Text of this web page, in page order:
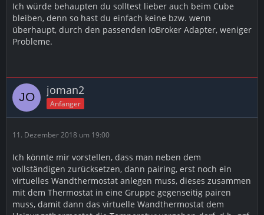
passiert aber im Anlernmodus der Thermostate rein gar
nichts. Keine Reaktion, keine neuen Objekte im ioBroker.
Dei Einstellungen wurden so gelassen wie Sie waren.
angezeigt wurde und
im Log zeigte, dass ein Stick gefunden wurde. Die
übrigen Einstellungen wurde so gelassen wie Sie waren.
Paaren:
Durch Bestätigung über 5s des Boost-Buttons am
Thermostat, wird der selbige in den Pairing-Modus
gesetzt.
Unter den Objekten des ioBrokers taucht dann ein
neues auf. Bei der Basic-Version des Thermostates,
Ich würde behaupten du solltest lieber auch beim Cube
bleiben, denn so hast du einfach keine bzw. wenn
überhaupt, durch den passenden IoBroker Adapter, weniger
Probleme.
joman2
Anfänger
11. Dezember 2018 um 19:00
Ich könnte mir vorstellen, dass man neben dem
vollständigen zurücksetzen, dann pairing, erst noch ein
virtuelles Wandthermostat anlegen muss, dieses zusammen
mit dem Thermostat in eine Gruppe gegenseitig pairen
muss, damit dann das virtuelle Wandthermostat dem